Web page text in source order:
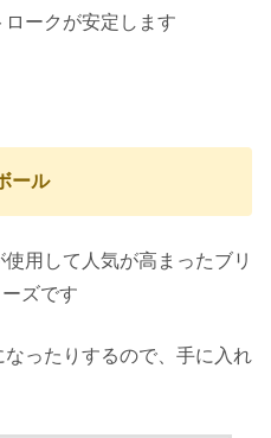
ークが安定します
ール
使用して人気が高まったブリ
ズです
ったりするので、手に入れ